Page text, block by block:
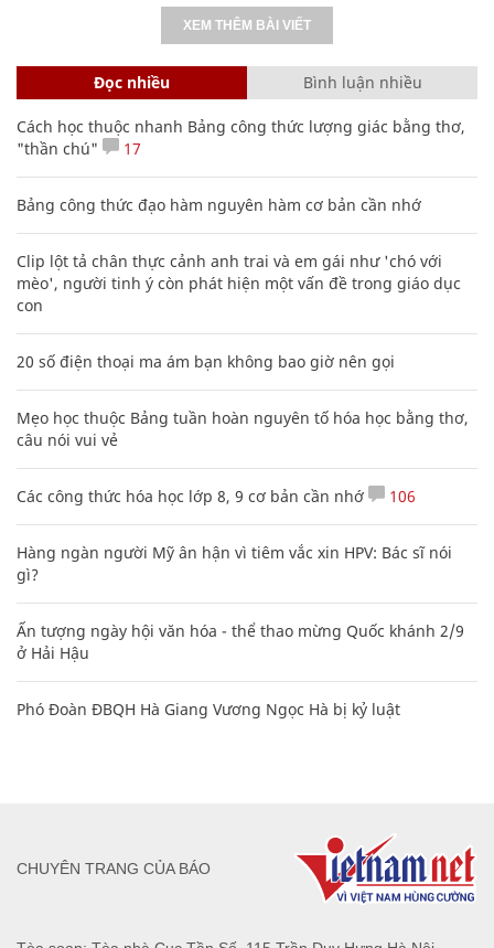
XEM THÊM BÀI VIẾT
Đọc nhiều Bình luận nhiều
Cách học thuộc nhanh Bảng công thức lượng giác bằng thơ,
"thần chú"
17
Bảng công thức đạo hàm nguyên hàm cơ bản cần nhớ
Clip lột tả chân thực cảnh anh trai và em gái như 'chó với
mèo', người tinh ý còn phát hiện một vấn đề trong giáo dục
con
20 số điện thoại ma ám bạn không bao giờ nên gọi
Mẹo học thuộc Bảng tuần hoàn nguyên tố hóa học bằng thơ,
câu nói vui vẻ
Các công thức hóa học lớp 8, 9 cơ bản cần nhớ 106
Hàng ngàn người Mỹ ân hận vì tiêm vắc xin HPV: Bác sĩ nói
gì?
Ấn tượng ngày hội văn hóa - thể thao mừng Quốc khánh 2/9
ở Hải Hậu
Phó Đoàn ĐBQH Hà Giang Vương Ngọc Hà bị kỷ luật
CHUYÊN TRANG CỦA BÁO